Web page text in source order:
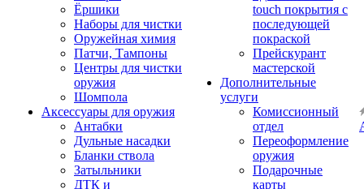
Ёршики
Наборы для чистки
Оружейная химия
Патчи, Тампоны
Центры для чистки
оружия
Шомпола
Аксессуары для оружия
Антабки
Дульные насадки
Бланки ствола
Затыльники
ДТК и
touch покрытия с
последующей
покраской
Прейскурант
мастерской
Дополнительные
услуги
Комиссионный
отдел
Переоформление
оружия
Подарочные
карты